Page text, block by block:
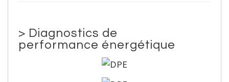
> Diagnostics de
performance énergétique